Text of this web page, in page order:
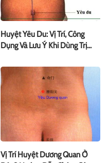
Huyệt Yêu Du: Vị Trí, Công
Dụng Và Lưu Ý Khi Dùng Trị
Vị Trí Huyệt Dương Quan Ở